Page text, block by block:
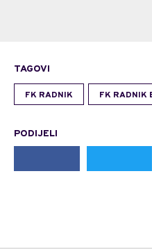
TAGOVI
FK RADNIK FK RADNIK
PODIJELI